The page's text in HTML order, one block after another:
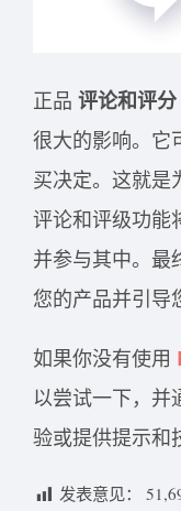
正品 评论和评分
很大的影响。它
买决定。这就
评论和评级功能
并参与其中。最
您的产品并引导
如果你没有使用
以尝试一下，并
验或提供提示和
发表意见：